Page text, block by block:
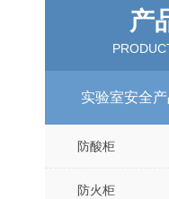
产
实验室安全
防酸柜
防火柜